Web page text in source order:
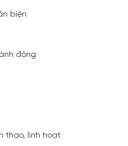
biện
động
thạo, linh hoạt